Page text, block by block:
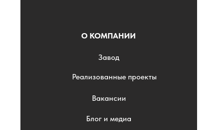
О КОМПАНИИ
Завод
Реализованные проекты
Вакансии
Блог и медиа